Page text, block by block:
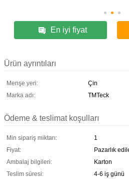
En iyi fiyat
Ürün ayrıntıları
Menşe yeri:
Çin
Marka adı:
TMTeck
Ödeme & teslimat koşulları
Min sipariş miktarı:
1
Fiyat:
Pazarlık
Ambalaj bilgileri:
Karton
Teslim süresi:
4-6 iş günü